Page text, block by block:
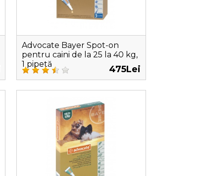
Advocate Bayer Spot-on
pentru caini de la 25 la 40 kg,
1 pipetă
475Lei